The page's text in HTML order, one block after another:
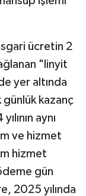
ücretin 2
"linyit
yer altında
günlük kazanç
aynı
ve hizmet
hizmet
gün
2025 yılında